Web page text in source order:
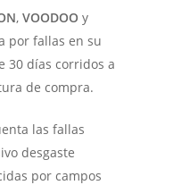
, VOODOO y
por fallas en su
30 días corridos a
de compra.
las fallas
desgaste
por campos